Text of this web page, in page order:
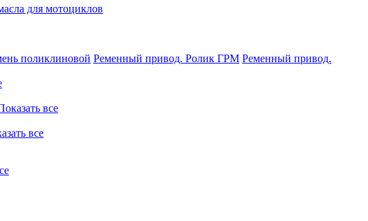
для мотоциклов
поликлиновой Ременный привод. Ролик ГРМ Ременный привод.
все
все